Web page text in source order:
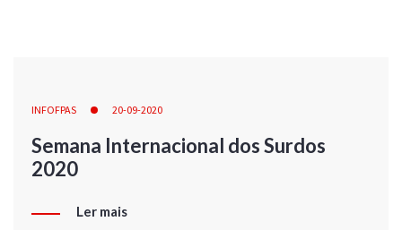
INFOFPAS 20-09-2020
Semana Internacional dos Surdos
2020
Ler mais